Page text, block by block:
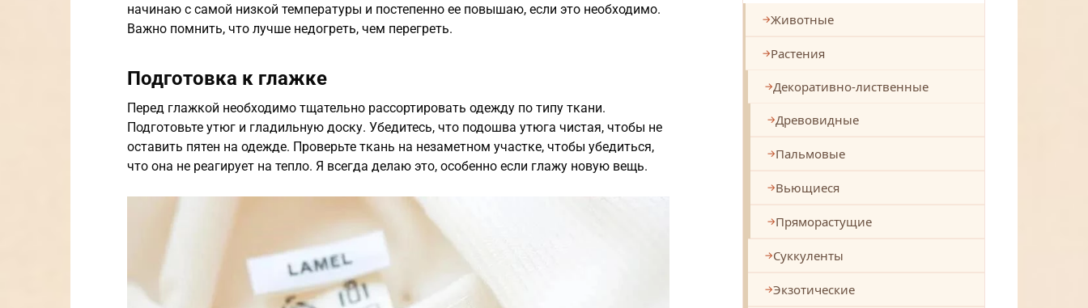
начинаю с самой низкой температуры и постепенно ее повышаю, если это необходимо.
Важно помнить, что лучше недогреть, чем перегреть.
Подготовка к глажке
Перед глажкой необходимо тщательно рассортировать одежду по типу ткани.
Подготовьте утюг и гладильную доску. Убедитесь, что подошва утюга чистая, чтобы не
оставить пятен на одежде. Проверьте ткань на незаметном участке, чтобы убедиться,
что она не реагирует на тепло. Я всегда делаю это, особенно если глажу новую вещь.
Животные
Растения
Декоративно-лиственные
Древовидные
Пальмовые
Вьющиеся
Пряморастущие
Суккуленты
Экзотические